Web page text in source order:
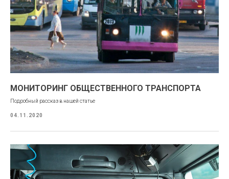
МОНИТОРИНГ ОБЩЕСТВЕННОГО ТРАНСПОРТА
Подробный рассказ в нашей статье
04.11.2020